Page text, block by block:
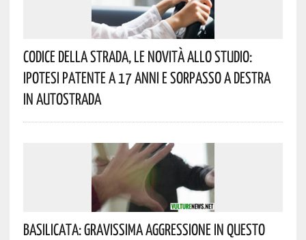
Codice Della Strada, Le Novità Allo Studio:
Ipotesi Patente A 17 Anni E Sorpasso A Destra
In Autostrada
Basilicata: Gravissima Aggressione In Questo